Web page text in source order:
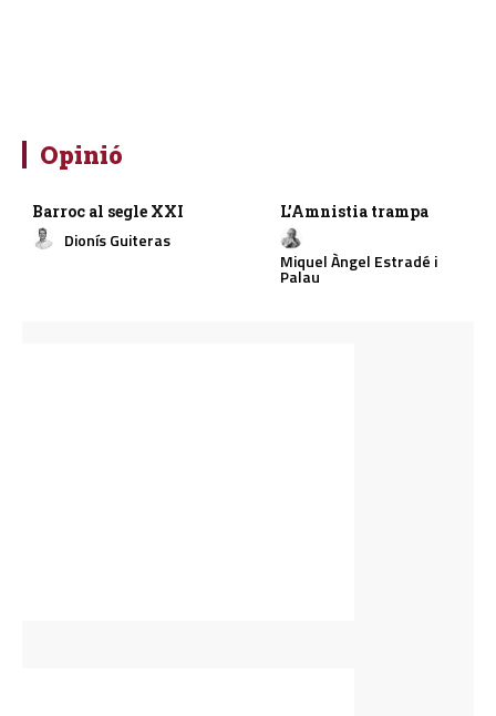
Opinió
Barroc al segle XXI
Dionís Guiteras
L’Amnistia trampa
Miquel Àngel Estradé i
Palau